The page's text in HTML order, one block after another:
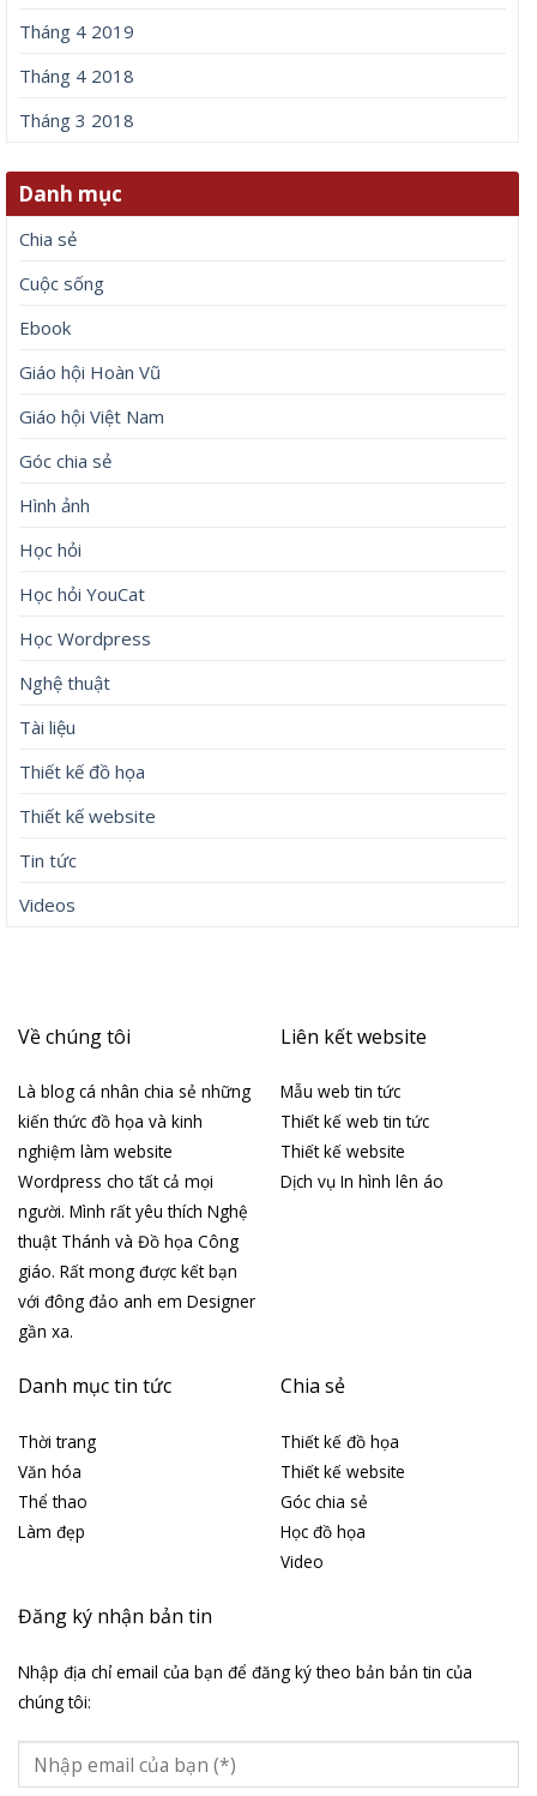
Tháng 4 2019
Tháng 4 2018
Tháng 3 2018
Danh mục
Chia sẻ
Cuộc sống
Ebook
Giáo hội Hoàn Vũ
Giáo hội Việt Nam
Góc chia sẻ
Hình ảnh
Học hỏi
Học hỏi YouCat
Học Wordpress
Nghệ thuật
Tài liệu
Thiết kế đồ họa
Thiết kế website
Tin tức
Videos
Về chúng tôi
Là blog cá nhân chia sẻ những
kiến thức đồ họa và kinh
nghiệm làm website
Wordpress cho tất cả mọi
người. Mình rất yêu thích Nghệ
thuật Thánh và Đồ họa Công
giáo. Rất mong được kết bạn
với đông đảo anh em Designer
gần xa.
Liên kết website
Mẫu web tin tức
Thiết kế web tin tức
Thiết kế website
Dịch vụ In hình lên áo
Danh mục tin tức
Thời trang
Văn hóa
Thể thao
Làm đẹp
Chia sẻ
Thiết kế đồ họa
Thiết kế website
Góc chia sẻ
Học đồ họa
Video
Đăng ký nhận bản tin
Nhập địa chỉ email của bạn để đăng ký theo bản bản tin của
chúng tôi: